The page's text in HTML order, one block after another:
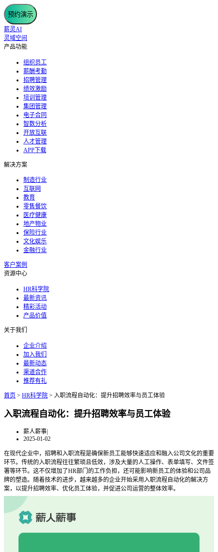
预约演示
薪灵AI
灵域空间
产品功能
组织员工
薪酬考勤
招聘管理
绩效激励
培训管理
集团管理
电子合同
智数分析
开放互联
人才管理
APP下载
解决方案
制造行业
互联网
教育
零售餐饮
医疗健康
地产物业
保险行业
文化娱乐
金融行业
客户案例
资源中心
HR科学院
最新资讯
精彩活动
产品价值
关于我们
企业介绍
加入我们
最新动态
渠道合作
推荐有礼
首页 > HR科学院 > 入职流程自动化：提升招聘效率与员工体验
入职流程自动化：提升招聘效率与员工体验
薪人薪事|
2025-01-02
在现代企业中，招聘和入职流程是确保新员工能够快速适应和融入公司文化的重要
环节。传统的入职流程往往繁琐且低效，涉及大量的人工操作、表单填写、文件签
署等环节。这不仅增加了HR部门的工作负担，还可能影响新员工的体验和公司品
牌的塑造。随着技术的进步，越来越多的企业开始采用入职流程自动化的解决方
案，以提升招聘效率、优化员工体验，并促进公司运营的整体效率。